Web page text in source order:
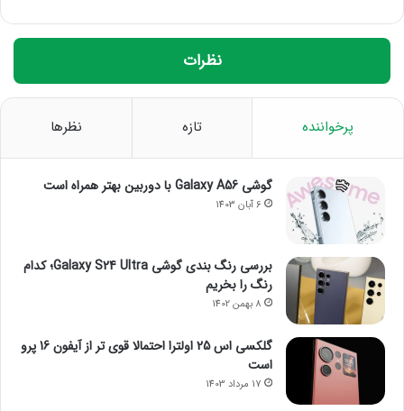
نظرات
پرخواننده تازه نظرها
گوشی Galaxy A56 با دوربین بهتر همراه است
6 آبان 1403
بررسی رنگ بندی گوشی Galaxy S24 Ultra؛ کدام
رنگ را بخریم
8 بهمن 1402
گلکسی اس 25 اولترا احتمالا قوی تر از آیفون 16 پرو
است
17 مرداد 1403